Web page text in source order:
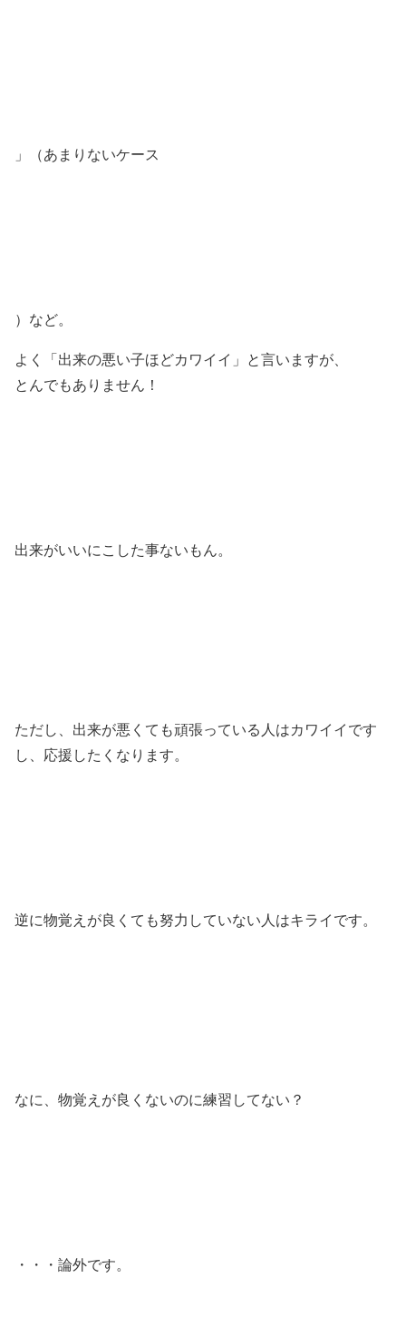
」（あまりないケース
）など。
よく「出来の悪い子ほどカワイイ」と言いますが、
とんでもありません！
出来がいいにこした事ないもん。
ただし、出来が悪くても頑張っている人はカワイイです
し、応援したくなります。
逆に物覚えが良くても努力していない人はキライです。
なに、物覚えが良くないのに練習してない？
・・・論外です。